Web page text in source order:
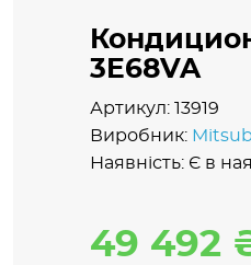
3E68VA
Артикул: 13919
Виробник:
Наявність: Є в
49 492